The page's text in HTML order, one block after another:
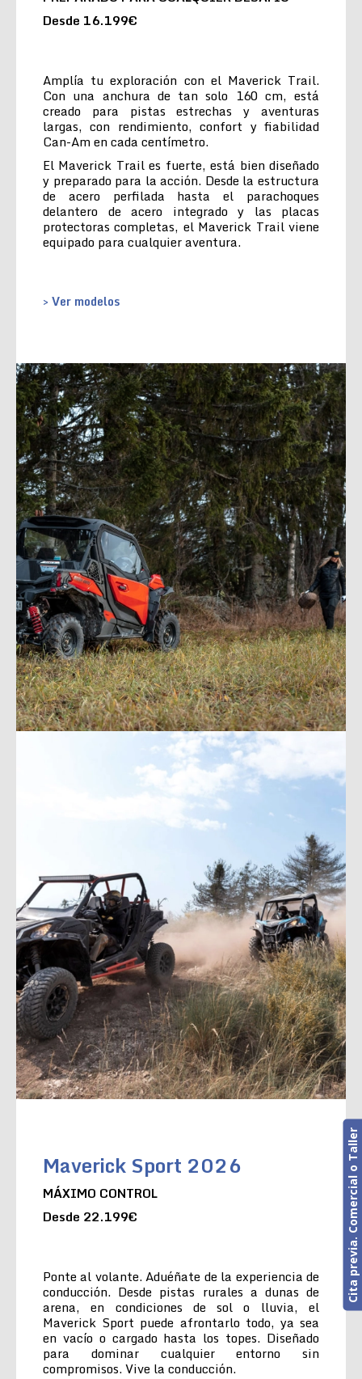
Desde 16.199€
Amplía tu exploración con el Maverick Trail.
Con una anchura de tan solo 160 cm, está
creado para pistas estrechas y aventuras
largas, con rendimiento, confort y fiabilidad
Can-Am en cada centímetro.
El Maverick Trail es fuerte, está bien diseñado
y preparado para la acción. Desde la estructura
de acero perfilada hasta el parachoques
delantero de acero integrado y las placas
protectoras completas, el Maverick Trail viene
equipado para cualquier aventura.
> Ver modelos
Maverick Sport 2026
MÁXIMO CONTROL
Desde 22.199€
Ponte al volante. Aduéñate de la experiencia de
conducción. Desde pistas rurales a dunas de
arena, en condiciones de sol o lluvia, el
Maverick Sport puede afrontarlo todo, ya sea
en vacío o cargado hasta los topes. Diseñado
para dominar cualquier entorno sin
compromisos. Vive la conducción.
Cita previa. Comercial o Taller